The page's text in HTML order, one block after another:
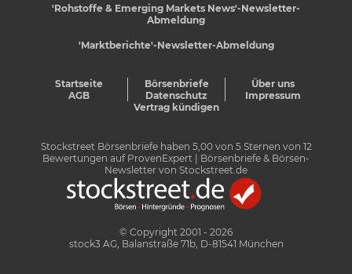
'Rohstoffe & Emerging Markets News'-Newsletter-
Abmeldung
'Marktberichte'-Newsletter-Abmeldung
Startseite Börsenbriefe
Über uns
AGB
Datenschutz
Impressum
Vertrag kündigen
Stockstreet Börsenbriefe haben 5,00von 5Sternen von 12
Bewertungen auf ProvenExpert
| Börsenbriefe & Börsen-
Newsletter von Stockstreet.de
© Copyright 2001 - 2026
stock3 AG, Balanstraße 71b, D-81541 München